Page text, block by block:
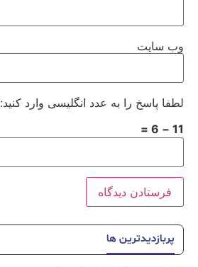
وب‌ سایت
لطفا پاسخ را به عدد انگلیسی وارد کنید:
11 − 6 =
پربازدیدترین ها